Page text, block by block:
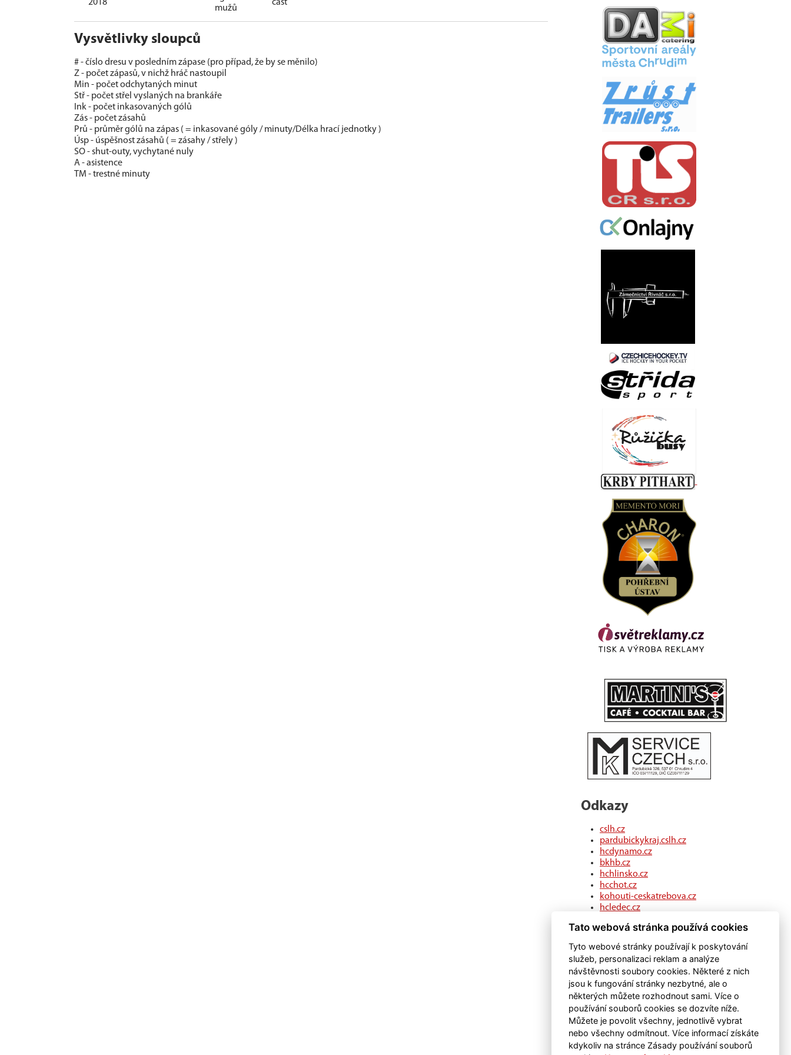
2018
mužů
část
Vysvětlivky sloupců
# - číslo dresu v posledním zápase (pro případ, že by se měnilo)
Z - počet zápasů, v nichž hráč nastoupil
Min - počet odchytaných minut
Stř - počet střel vyslaných na brankáře
Ink - počet inkasovaných gólů
Zás - počet zásahů
Prů - průměr gólů na zápas ( = inkasované góly / minuty/Délka hrací jednotky )
Úsp - úspěšnost zásahů ( = zásahy / střely )
SO - shut-outy, vychytané nuly
A - asistence
TM - trestné minuty
Odkazy
cslh.cz
pardubickykraj.cslh.cz
hcdynamo.cz
bkhb.cz
hchlinsko.cz
hcchot.cz
kohouti-ceskatrebova.cz
hcledec.cz
hcskutec.cz
hcslovan.com
hcchocen.cz
hcpolicka.com
hcsvetlans.cz
eSports.cz
klubweb.cz
onlajny.com
Tato webová stránka používá cookies
Tyto webové stránky používají k poskytování
služeb, personalizaci reklam a analýze
návštěvnosti soubory cookies. Některé z nich
jsou k fungování stránky nezbytné, ale o
některých můžete rozhodnout sami. Více o
používání souborů cookies se dozvíte níže.
Můžete je povolit všechny, jednotlivě vybrat
nebo všechny odmítnout. Více informací získáte
kdykoliv na stránce Zásady používání souborů